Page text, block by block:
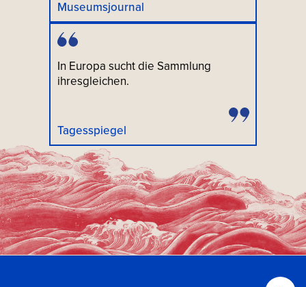
Museumsjournal
In Europa sucht die Sammlung
ihresgleichen.
Tagesspiegel